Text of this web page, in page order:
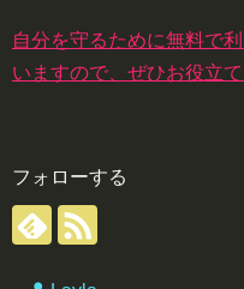
自分を守るために無料で
いますので、ぜひお役立て
フォローする